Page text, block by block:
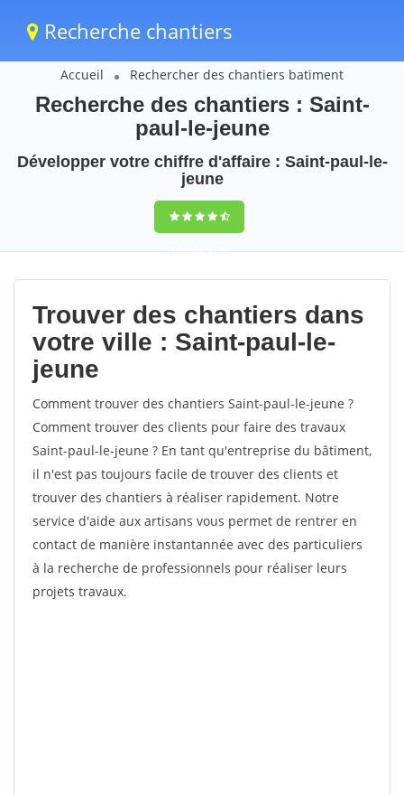
Recherche chantiers
Accueil Rechercher des chantiers batiment
Recherche des chantiers : Saint-
paul-le-jeune
Développer votre chiffre d'affaire : Saint-paul-le-
jeune
9,5(100%)50
votes
Trouver des chantiers dans
votre ville : Saint-paul-le-
jeune
Comment trouver des chantiers Saint-paul-le-jeune ?
Comment trouver des clients pour faire des travaux
Saint-paul-le-jeune ? En tant qu'entreprise du bâtiment,
il n'est pas toujours facile de trouver des clients et
trouver des chantiers à réaliser rapidement. Notre
service d'aide aux artisans vous permet de rentrer en
contact de manière instantannée avec des particuliers
à la recherche de professionnels pour réaliser leurs
projets travaux.